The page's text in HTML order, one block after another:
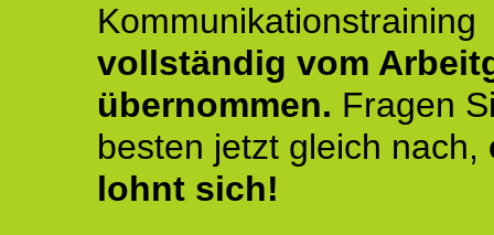
Kommunikationstraining
vollständig vom
übernommen. Fragen
besten jetzt gleich nach,
lohnt sich!